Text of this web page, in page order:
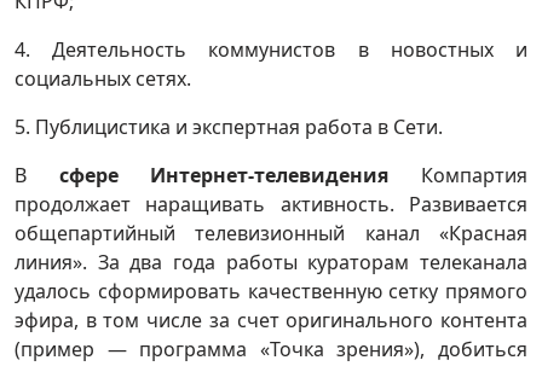
4. Деятельность коммунистов в новостных и
социальных сетях.
5. Публицистика и экспертная работа в Сети.
В сфере Интернет-телевидения Компартия
продолжает наращивать активность. Развивается
общепартийный телевизионный канал «Красная
линия». За два года работы кураторам телеканала
удалось сформировать качественную сетку прямого
эфира, в том числе за счет оригинального контента
(пример — программа «Точка зрения»), добиться